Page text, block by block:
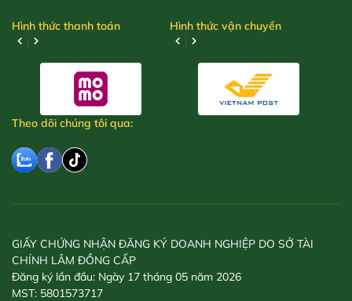
Hình thức thanh toán Hình thức vận chuyển
Theo dõi chúng tôi qua:
GIẤY CHỨNG NHẬN ĐĂNG KÝ DOANH NGHIỆP DO SỞ TÀI
CHÍNH LÂM ĐỒNG CẤP
Đăng ký lần đầu: Ngày 17 tháng 05 năm 2026
MST: 5801573717